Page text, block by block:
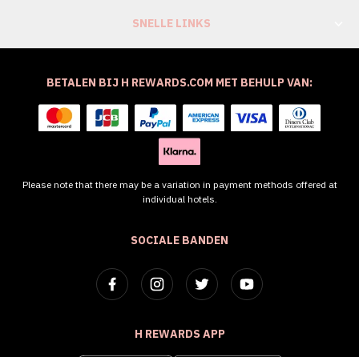
SNELLE LINKS
SOCIALE BANDEN
H REWARDS APP
BETALEN BIJ H REWARDS.COM MET BEHULP VAN:
Please note that there may be a variation in payment methods offered at
individual hotels.